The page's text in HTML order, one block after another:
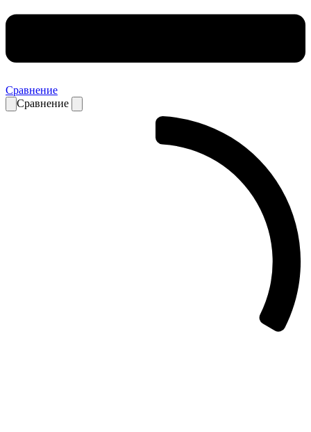
Сравнение
Сравнение